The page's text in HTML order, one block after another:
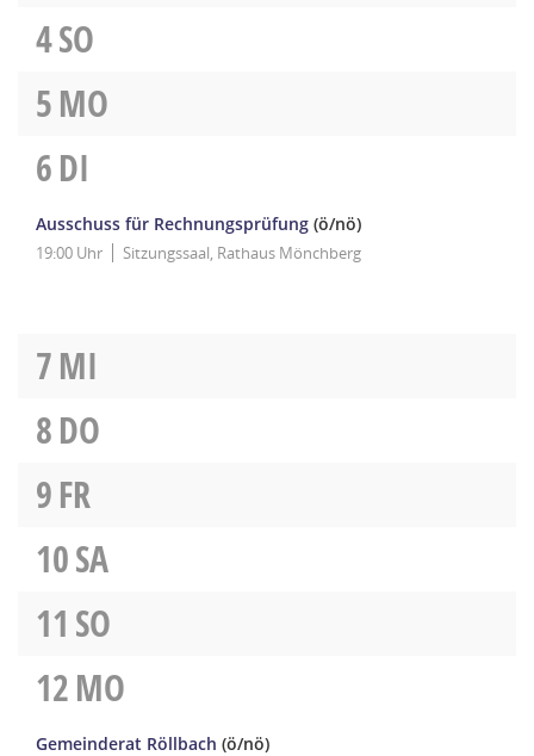
4SO
5MO
6DI
Ausschuss für Rechnungsprüfung (ö/nö)
19:00 Uhr Sitzungssaal, Rathaus Mönchberg
7MI
8DO
9FR
10SA
11 SO
12MO
Gemeinderat Röllbach (ö/nö)